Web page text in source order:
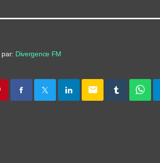
par: Divergence FM
email